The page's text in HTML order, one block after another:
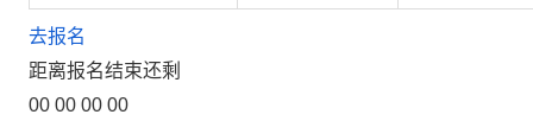
去报名
距离报名结束还剩
00 00 00 00